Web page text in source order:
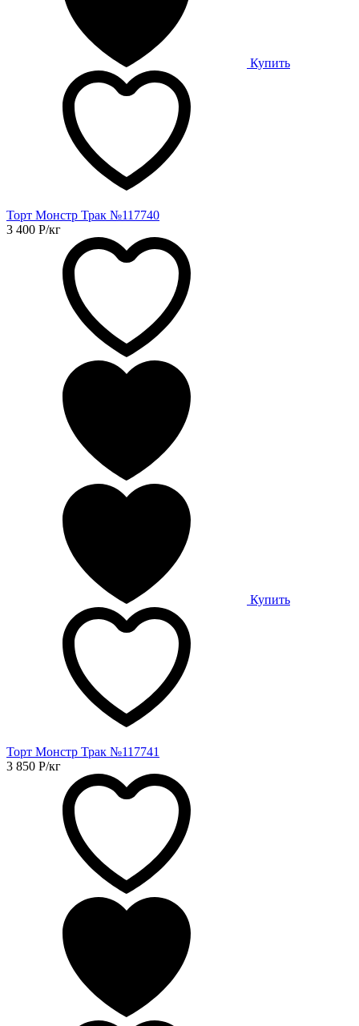
Купить
Торт Монстр Трак №117740
3 400 Р/кг
Купить
Торт Монстр Трак №117741
3 850 Р/кг